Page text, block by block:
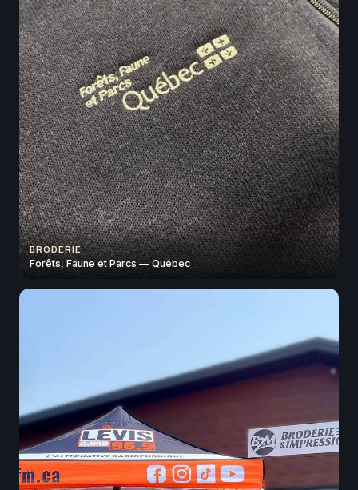
BRODERIE
Forêts, Faune et Parcs — Québec